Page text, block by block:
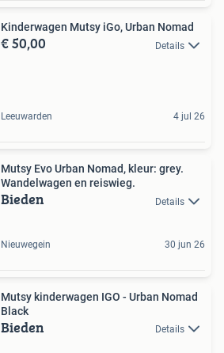
Kinderwagen Mutsy iGo, Urban Nomad
€ 50,00 Details
Leeuwarden 4 jul 26
Mutsy Evo Urban Nomad, kleur: grey.
Wandelwagen en reiswieg.
Bieden Details
Nieuwegein 30 jun 26
Mutsy kinderwagen IGO - Urban Nomad
Black
Bieden Details